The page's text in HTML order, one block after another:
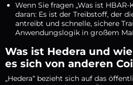
Wenn Sie fragen „Was ist HBAR-
daran: Es ist der Treibstoff, der
antreibt und schnelle, sichere
Anwendungslogik in großem
Was ist Hedera und
es sich von anderen
„Hedera“ bezieht sich auf das